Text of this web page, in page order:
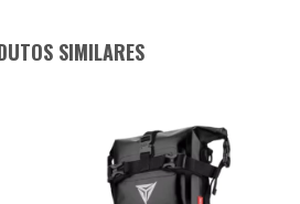
SIMILARES